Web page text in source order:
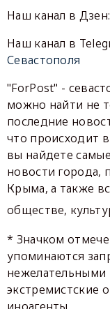
Наш канал в Дзен:
Наш канал в
Севастополя
"ForPost" -
можно найти не
последние
что происходит
вы найдете
новости города,
Крыма, а также
обществе,
* Значком
упоминаются
нежелательными
экстремистские